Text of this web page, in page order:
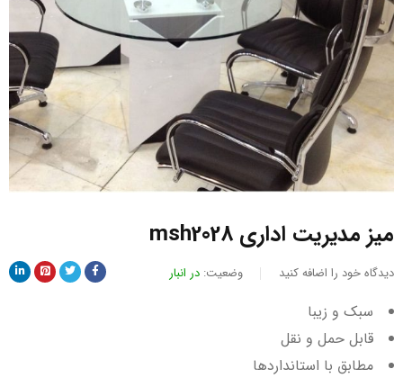
میز مدیریت اداری msh2028
دیدگاه خود را اضافه کنید وضعیت: در انبار
سبک و زیبا
قابل حمل و نقل
مطابق با استانداردها